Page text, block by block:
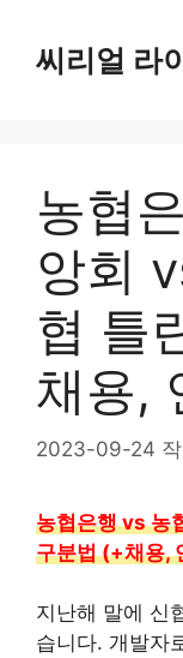
씨리얼 라
농협
앙회
협 틀
채용,
2023-09-24
농협은행 vs 농
구분법 (+채용,
지난해 말에 신
습니다. 개발자